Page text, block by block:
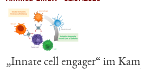
„Innate cell engager“ im